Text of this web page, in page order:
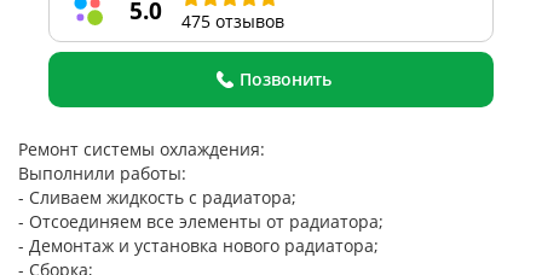
5.0 475 отзывов
Позвонить
Ремонт системы охлаждения:
Выполнили работы:
- Сливаем жидкость с радиатора;
- Отсоединяем все элементы от радиатора;
- Демонтаж и установка нового радиатора;
- Сборка;